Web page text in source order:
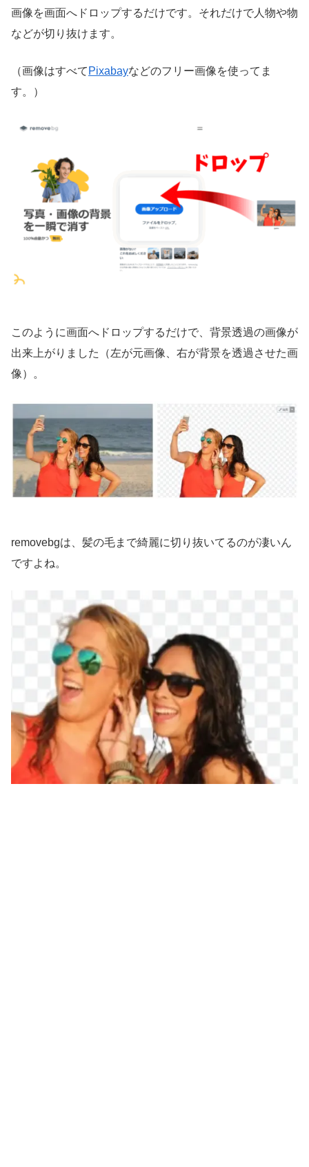
画像を画面へドロップするだけです。それだけで人物や物
などが切り抜けます。
（画像はすべて Pixabayなどのフリー画像を使ってま
す。）
このように画面へドロップするだけで、背景透過の画像が
出来上がりました（左が元画像、右が背景を透過させた画
像）。
removebgは、髪の毛まで綺麗に切り抜いてるのが凄いん
ですよね。